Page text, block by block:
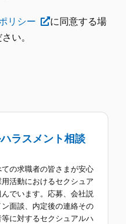
リシー
に同意する場
い。
ラスメント相談
の求職者の皆さまが安心
活動におけるセクシュア
でいます。応募、会社説
面談、内定後の連絡その
に対するセクシュアルハ